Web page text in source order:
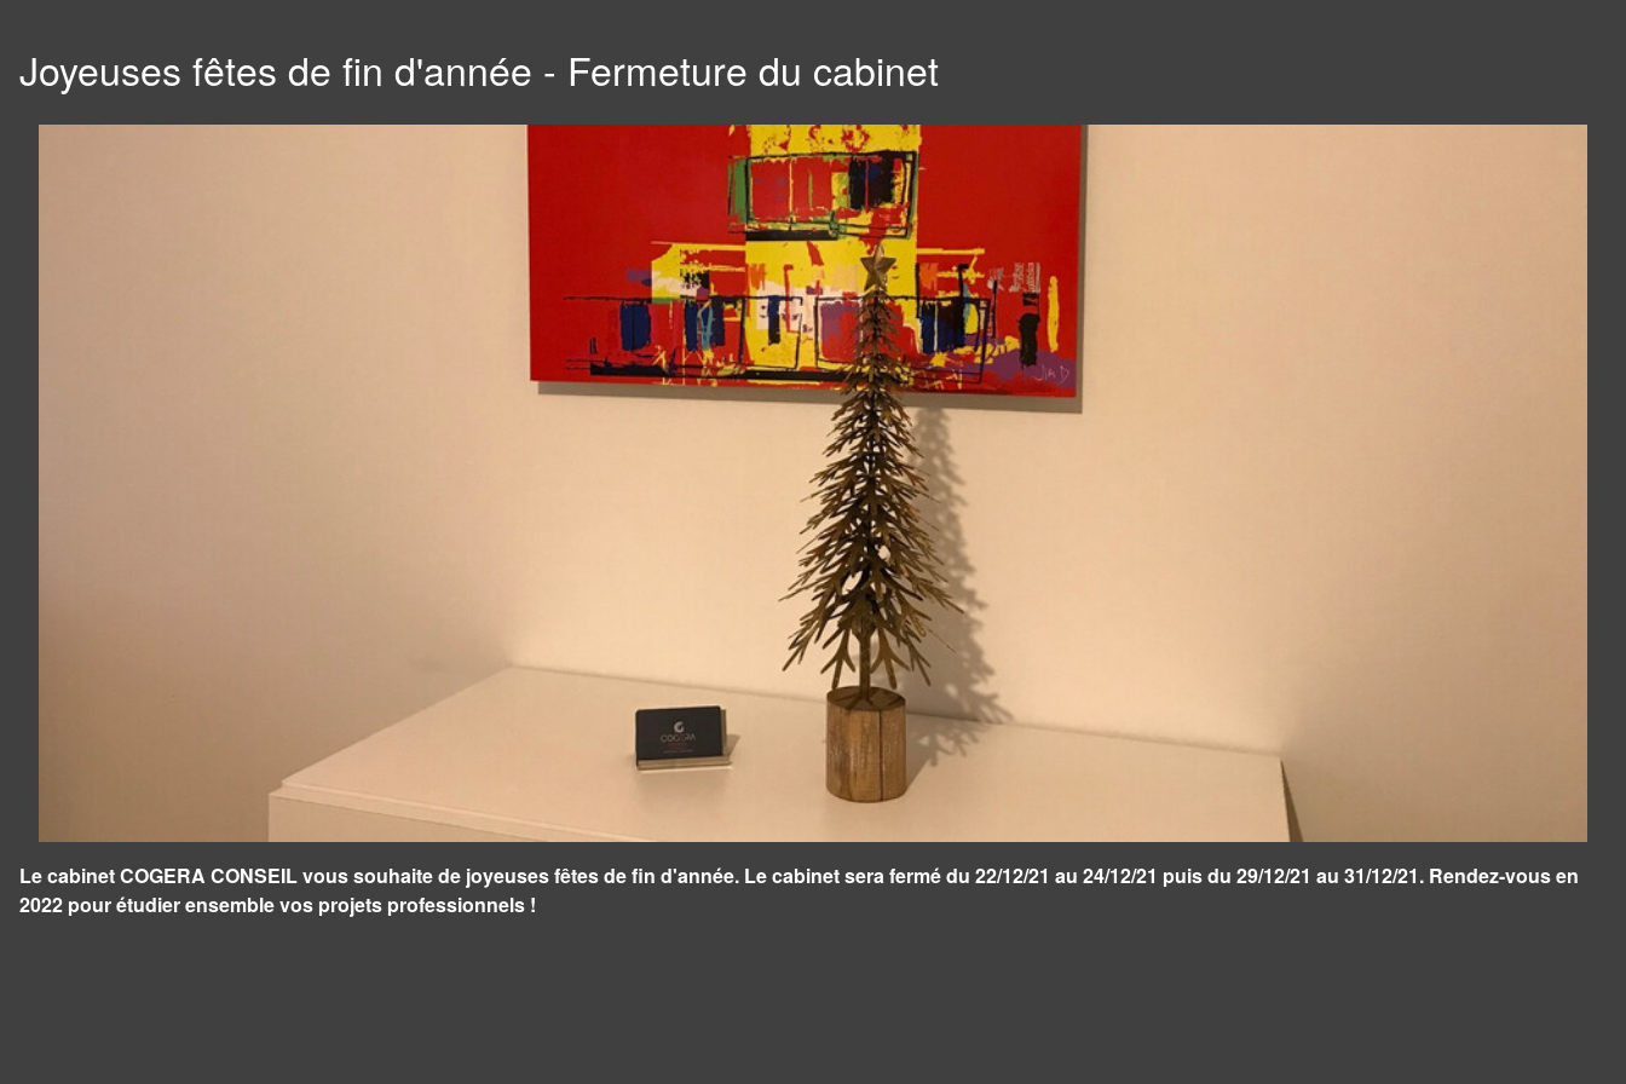
Joyeuses fêtes de fin d'année - Fermeture du cabinet
Le cabinet COGERA CONSEIL vous souhaite de joyeuses fêtes de fin d'année. Le cabinet sera fermé du 22/12/21 au 24/12/21 puis du 29/12/21 au 31/12/21. Rendez-vous en
2022 pour étudier ensemble vos projets professionnels !